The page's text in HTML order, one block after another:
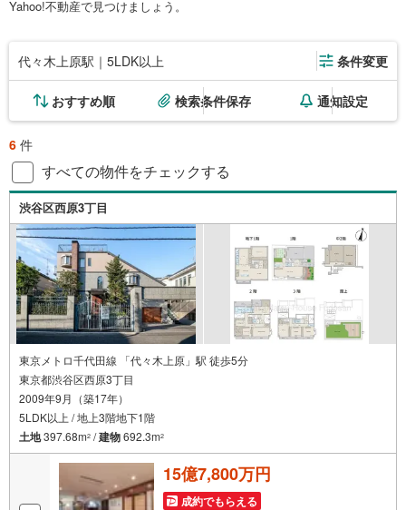
Yahoo!不動産で見つけましょう。
代々木上原駅｜5LDK以上 条件変更
おすすめ順 検索条件保存 通知設定
6 件
すべての物件をチェックする
渋谷区西原3丁目
東京メトロ千代田線 「代々木上原」駅 徒歩5分
東京都渋谷区西原3丁目
2009年9月（築17年）
5LDK以上 / 地上3階地下1階
土地397.68m2 /建物692.3m2
15億7,800万円
成約でもらえる